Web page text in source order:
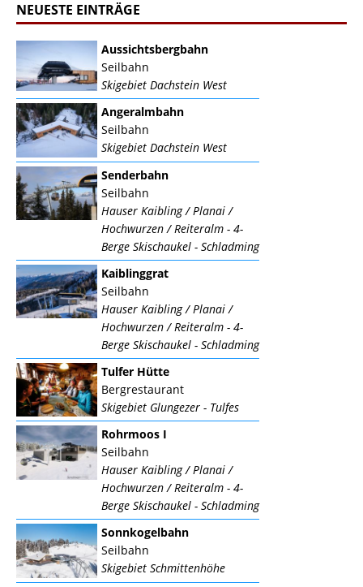
NEUESTE EINTRÄGE
Aussichtsbergbahn
Seilbahn
Skigebiet Dachstein West
Angeralmbahn
Seilbahn
Skigebiet Dachstein West
Senderbahn
Seilbahn
Hauser Kaibling / Planai /
Hochwurzen / Reiteralm - 4-
Berge Skischaukel - Schladming
Kaiblinggrat
Seilbahn
Hauser Kaibling / Planai /
Hochwurzen / Reiteralm - 4-
Berge Skischaukel - Schladming
Tulfer Hütte
Bergrestaurant
Skigebiet Glungezer - Tulfes
Rohrmoos I
Seilbahn
Hauser Kaibling / Planai /
Hochwurzen / Reiteralm - 4-
Berge Skischaukel - Schladming
Sonnkogelbahn
Seilbahn
Skigebiet Schmittenhöhe